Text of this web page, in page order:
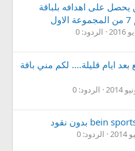
على اهدافه بلباقة
الردود: 0
ايام قليلة.... لكم مني باقة
الردود: 0
الردود: 0